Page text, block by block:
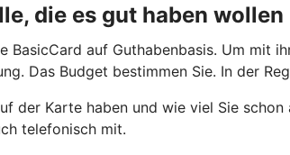
die es gut haben wollen
auf Guthabenbasis. Um mit
Das Budget bestimmen Sie. In der
der Karte haben und wie viel Sie
telefonisch mit.